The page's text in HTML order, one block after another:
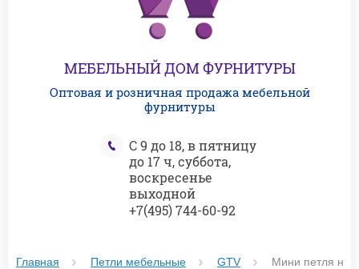
МЕБЕЛЬНЫЙ ДОМ ФУРНИТУРЫ
Оптовая и розничная продажа мебельной
фурнитуры
С 9 до 18, в пятницу
до 17 ч, суббота,
воскресенье
выходной
+7(495) 744-60-92
Главная Петли мебельные GTV Мини петля